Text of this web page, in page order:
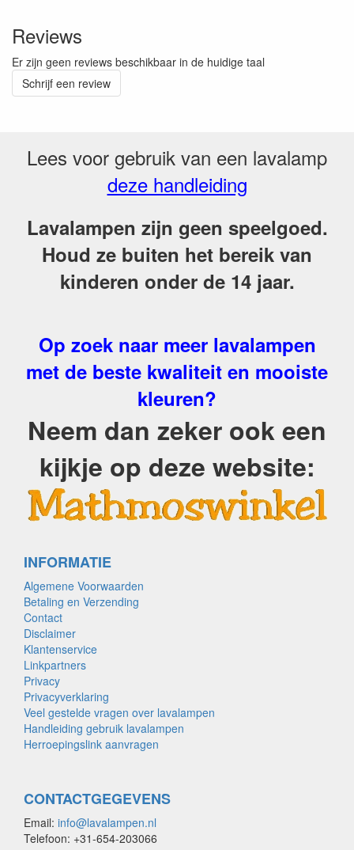
Reviews
Er zijn geen reviews beschikbaar in de huidige taal
Schrijf een review
Lees voor gebruik van een lavalamp
deze handleiding
Lavalampen zijn geen speelgoed.
Houd ze buiten het bereik van
kinderen onder de 14 jaar.
Op zoek naar meer lavalampen
met de beste kwaliteit en mooiste
kleuren?
Neem dan zeker ook een
kijkje op deze website:
INFORMATIE
Algemene Voorwaarden
Betaling en Verzending
Contact
Disclaimer
Klantenservice
Linkpartners
Privacy
Privacyverklaring
Veel gestelde vragen over lavalampen
Handleiding gebruik lavalampen
Herroepingslink aanvragen
CONTACTGEGEVENS
Email: info@lavalampen.nl
Telefoon: +31-654-203066